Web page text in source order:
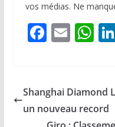
vos médias. Ne
F
b
o
E
l
W
s
A
Shanghai Diamond
un nouveau record